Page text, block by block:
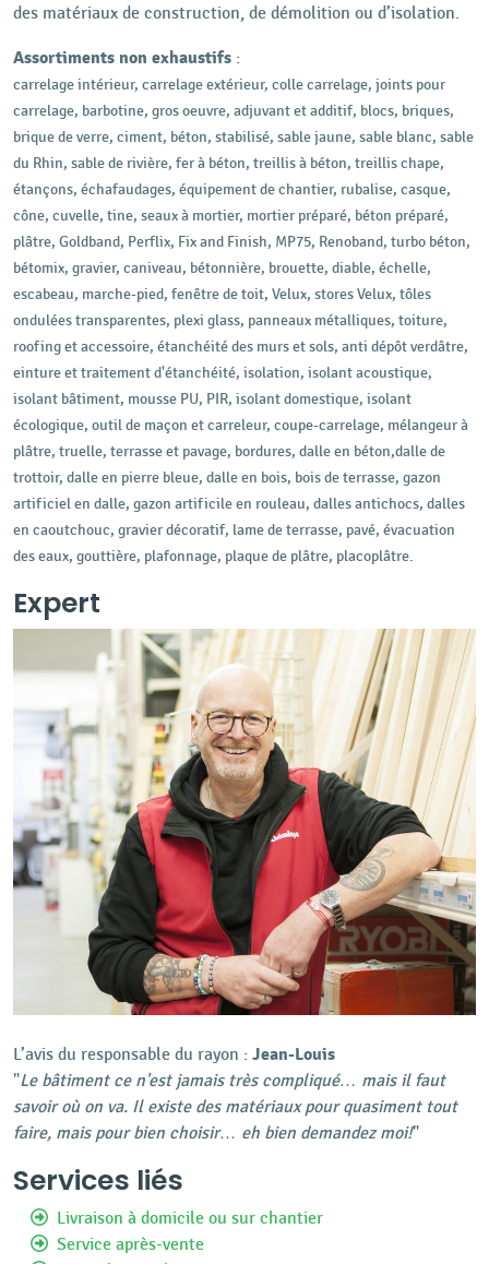
des matériaux de construction, de démolition ou d’isolation.
Assortiments non exhaustifs :
carrelage intérieur, carrelage extérieur, colle carrelage, joints pour
carrelage, barbotine, gros oeuvre, adjuvant et additif, blocs, briques,
brique de verre, ciment, béton, stabilisé, sable jaune, sable blanc, sable
du Rhin, sable de rivière, fer à béton, treillis à béton, treillis chape,
étançons, échafaudages, équipement de chantier, rubalise, casque,
cône, cuvelle, tine, seaux à mortier, mortier préparé, béton préparé,
plâtre, Goldband, Perflix, Fix and Finish, MP75, Renoband, turbo béton,
bétomix, gravier, caniveau, bétonnière, brouette, diable, échelle,
escabeau, marche-pied, fenêtre de toit, Velux, stores Velux, tôles
ondulées transparentes, plexi glass, panneaux métalliques, toiture,
roofing et accessoire, étanchéité des murs et sols, anti dépôt verdâtre,
einture et traitement d'étanchéité, isolation, isolant acoustique,
isolant bâtiment, mousse PU, PIR, isolant domestique, isolant
écologique, outil de maçon et carreleur, coupe-carrelage, mélangeur à
plâtre, truelle, terrasse et pavage, bordures, dalle en béton,dalle de
trottoir, dalle en pierre bleue, dalle en bois, bois de terrasse, gazon
artificiel en dalle, gazon artificile en rouleau, dalles antichocs, dalles
en caoutchouc, gravier décoratif, lame de terrasse, pavé, évacuation
des eaux, gouttière, plafonnage, plaque de plâtre, placoplâtre.
Expert
L’avis du responsable du rayon : Jean-Louis
"Le bâtiment ce n'est jamais très compliqué… mais il faut
savoir où on va. Il existe des matériaux pour quasiment tout
faire, mais pour bien choisir… eh bien demandez moi!"
Services liés
Livraison à domicile ou sur chantier
Service après-vente